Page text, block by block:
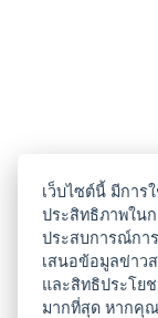
เว็บไซต์นี้ มีการ
ประสิทธิภาพใน
ประสบการณ์กา
เสนอข้อมูลข่าว
และสิทธิประโย
มากที่สุด หากคุ